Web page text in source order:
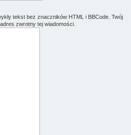
tekst bez znaczników HTML i BBCode. Twój
zwrotny tej wiadomości.